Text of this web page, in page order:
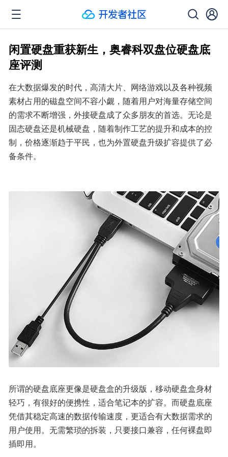
闲置硬盘重获新生，奥睿科双盘位硬盘底
座评测
在大数据爆发的时代，高清大片、网络游戏以及各种视频
素材占用的磁盘空间不容小觑，随着用户对海量存储空间
的需求不断增强，外接硬盘成了众多朋友的首选。无论是
固态硬盘还是机械硬盘，随着制作工艺的提升和成本的控
制，价格逐渐趋于平民，也为外置硬盘升级扩容提供了必
备条件。
所谓的硬盘底座更像是硬盘盒的升级版，移动硬盘盒身材
轻巧，有很好的便携性，适合笔记本的扩容。而硬盘底座
凭借其稳定高速的数据传输速度，更适合有大数据需求的
用户使用。无需繁琐的拆装，只要接口兼容，任何裸盘即
插即用。